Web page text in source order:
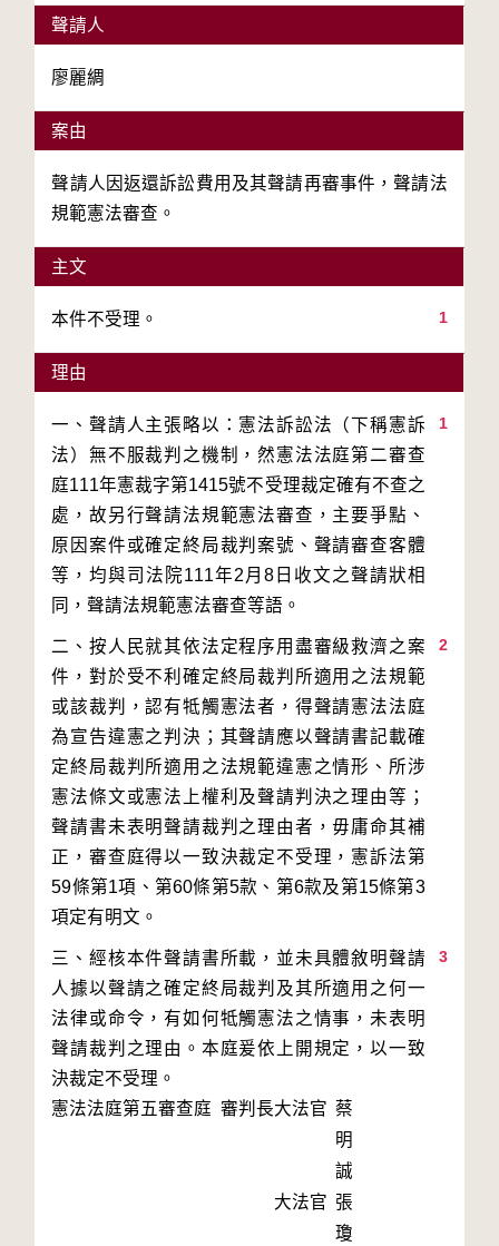
聲請人
廖麗綢
案由
聲請人因返還訴訟費用及其聲請再審事件，聲請法
規範憲法審查。
主文
1
本件不受理。
理由
1
一、聲請人主張略以：憲法訴訟法（下稱憲訴
法）無不服裁判之機制，然憲法法庭第二審查
庭111年憲裁字第1415號不受理裁定確有不查之
處，故另行聲請法規範憲法審查，主要爭點、
原因案件或確定終局裁判案號、聲請審查客體
等，均與司法院111年2月8日收文之聲請狀相
2
二、按人民就其依法定程序用盡審級救濟之案
件，對於受不利確定終局裁判所適用之法規範
或該裁判，認有牴觸憲法者，得聲請憲法法庭
為宣告違憲之判決；其聲請應以聲請書記載確
定終局裁判所適用之法規範違憲之情形、所涉
憲法條文或憲法上權利及聲請判決之理由等；
聲請書未表明聲請裁判之理由者，毋庸命其補
正，審查庭得以一致決裁定不受理，憲訴法第
59條第1項、第60條第5款、第6款及第15條第3
3
三、經核本件聲請書所載，並未具體敘明聲請
人據以聲請之確定終局裁判及其所適用之何一
法律或命令，有如何牴觸憲法之情事，未表明
聲請裁判之理由。本庭爰依上開規定，以一致
決裁定不受理。
憲法法庭第五審查庭 審判長大法官 蔡
明
誠
大法官 張
瓊